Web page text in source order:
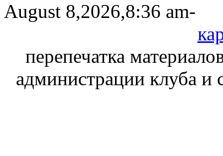
August 8,2026,8:36 am-
перепечатка
администрации клуба и